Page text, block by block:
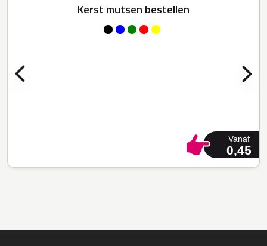
Kerst mutsen bestellen
Vanaf
0,45